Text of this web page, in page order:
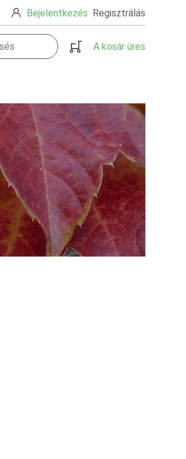
Bejelentkezés Regisztrálás
A kosár üres